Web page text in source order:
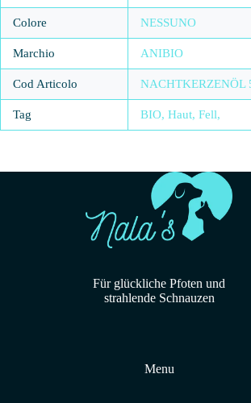
Colore NESSUNO
Marchio ANIBIO
Cod Articolo NACHTKERZENÖL
Tag BIO, Haut, Fell,
Für glückliche Pfoten und
strahlende Schnauzen
Menu